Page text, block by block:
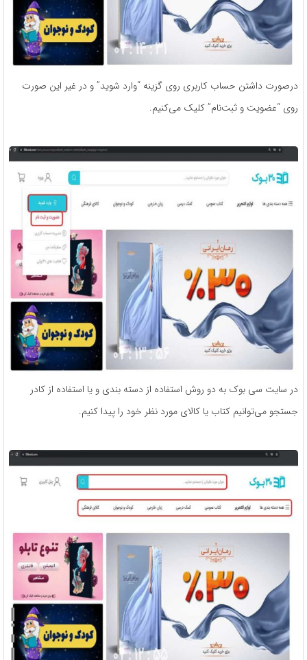
درصورت داشتن حساب کاربری روی گزینه “وارد شوید” و در غیر این صورت
روی “عضویت و ثبت‌نام” کلیک می‌کنیم.
در سایت سی بوک به دو روش استفاده از دسته بندی و یا استفاده از کادر
جستجو می‌توانیم کتاب یا کالای مورد نظر خود را پیدا کنیم.